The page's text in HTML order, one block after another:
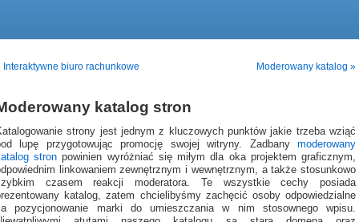
Interaktywne biuro rachunkowe Moderowany katalog »
katalog stron
strony jest jednym z kluczowych punktów jakie trzeba wziąć
lupę przygotowując promocję swojej witryny. Zadbany moderowany
stron powinien wyróżniać się miłym dla oka projektem graficznym,
linkowaniem zewnętrznym i wewnętrznym, a także stosunkowo
czasem reakcji moderatora. Te wszystkie cechy posiada
katalog, zatem chcielibyśmy zachęcić osoby odpowiedzialne
pozycjonowanie marki do umieszczania w nim stosownego wpisu.